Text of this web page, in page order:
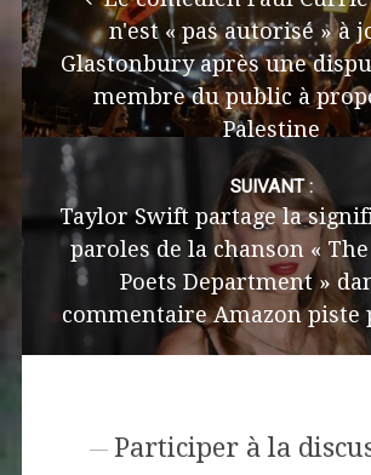
n'est « pas autorisé » à
Glastonbury après une
membre du public à
Palestine
SUIVANT :
Taylor Swift partage la
paroles de la chanson «
Poets Department »
commentaire Amazon piste
Participer à la